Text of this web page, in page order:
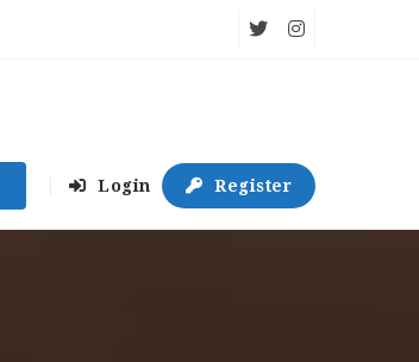
Login Register